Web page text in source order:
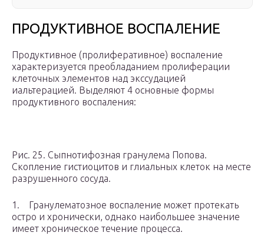
ПРОДУКТИВНОЕ ВОСПАЛЕНИЕ
Продуктивное (пролиферативное) воспаление
характеризуется преобладанием пролиферации
клеточных элементов над экссудацией
иальтерацией. Выделяют 4 основные формы
продуктивного воспаления:
Рис. 25. Сыпнотифозная гранулема Попова.
Скопление гистиоцитов и глиальных клеток на месте
разрушенного сосуда.
1. Гранулематозное воспаление может протекать
остро и хронически, однако наибольшее значение
имеет хроническое течение процесса.